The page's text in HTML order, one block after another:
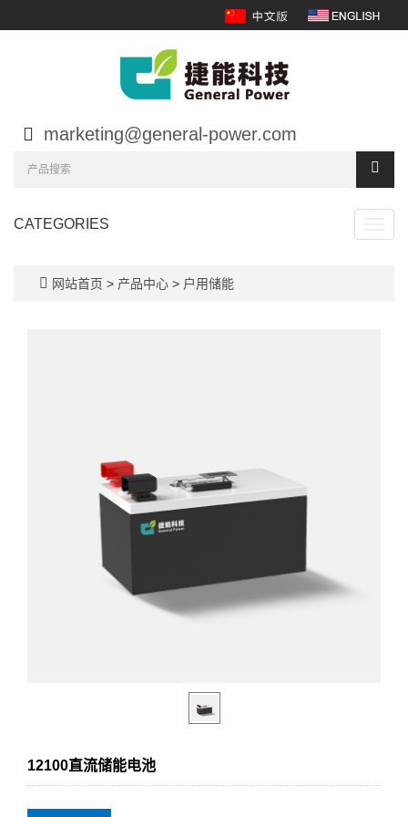
marketing@general-power.com
CATEGORIES
网站首页 > 产品中心 > 户用储能
12100直流储能电池